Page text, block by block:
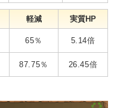
軽減 実質HP
65％ 5.14倍
87.75％ 26.45倍